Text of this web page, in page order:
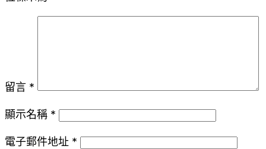
留言 *
顯示名稱 *
電子郵件地址 *